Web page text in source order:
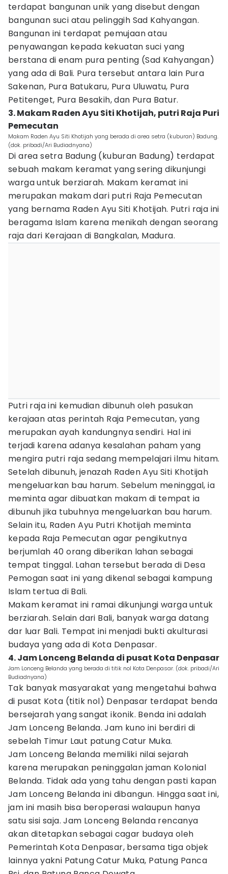
terdapat bangunan unik yang disebut dengan
bangunan suci atau pelinggih Sad Kahyangan.
Bangunan ini terdapat pemujaan atau
penyawangan kepada kekuatan suci yang
berstana di enam pura penting (Sad Kahyangan)
yang ada di Bali. Pura tersebut antara lain Pura
Sakenan, Pura Batukaru, Pura Uluwatu, Pura
Petitenget, Pura Besakih, dan Pura Batur.
3. Makam Raden Ayu Siti Khotijah, putri Raja Puri
Pemecutan
Makam Raden Ayu Siti Khotijah yang berada di area setra (kuburan) Badung.
(dok. pribadi/Ari Budiadnyana)
Di area setra Badung (kuburan Badung) terdapat
sebuah makam keramat yang sering dikunjungi
warga untuk berziarah. Makam keramat ini
merupakan makam dari putri Raja Pemecutan
yang bernama Raden Ayu Siti Khotijah. Putri raja ini
beragama Islam karena menikah dengan seorang
raja dari Kerajaan di Bangkalan, Madura.
Putri raja ini kemudian dibunuh oleh pasukan
kerajaan atas perintah Raja Pemecutan, yang
merupakan ayah kandungnya sendiri. Hal ini
terjadi karena adanya kesalahan paham yang
mengira putri raja sedang mempelajari ilmu hitam.
Setelah dibunuh, jenazah Raden Ayu Siti Khotijah
mengeluarkan bau harum. Sebelum meninggal, ia
meminta agar dibuatkan makam di tempat ia
dibunuh jika tubuhnya mengeluarkan bau harum.
Selain itu, Raden Ayu Putri Khotijah meminta
kepada Raja Pemecutan agar pengikutnya
berjumlah 40 orang diberikan lahan sebagai
tempat tinggal. Lahan tersebut berada di Desa
Pemogan saat ini yang dikenal sebagai kampung
Islam tertua di Bali.
Makam keramat ini ramai dikunjungi warga untuk
berziarah. Selain dari Bali, banyak warga datang
dar luar Bali. Tempat ini menjadi bukti akulturasi
budaya yang ada di Kota Denpasar.
4. Jam Lonceng Belanda di pusat Kota Denpasar
Jam Lonceng Belanda yang berada di titik nol Kota Denpasar. (dok. pribadi/Ari
Budiadnyana)
Tak banyak masyarakat yang mengetahui bahwa
di pusat Kota (titik nol) Denpasar terdapat benda
bersejarah yang sangat ikonik. Benda ini adalah
Jam Lonceng Belanda. Jam kuno ini berdiri di
sebelah Timur Laut patung Catur Muka.
Jam Lonceng Belanda memiliki nilai sejarah
karena merupakan peninggalan jaman Kolonial
Belanda. Tidak ada yang tahu dengan pasti kapan
Jam Lonceng Belanda ini dibangun. Hingga saat ini,
jam ini masih bisa beroperasi walaupun hanya
satu sisi saja. Jam Lonceng Belanda rencanya
akan ditetapkan sebagai cagar budaya oleh
Pemerintah Kota Denpasar, bersama tiga objek
lainnya yakni Patung Catur Muka, Patung Panca